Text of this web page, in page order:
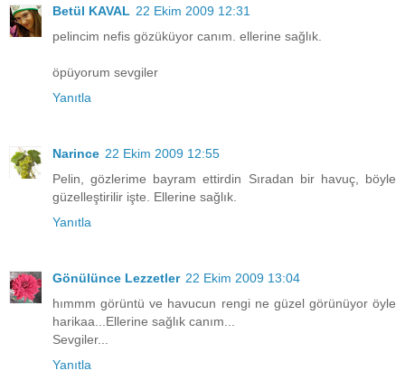
Betül KAVAL 22 Ekim 2009 12:31
pelincim nefis gözüküyor canım. ellerine sağlık.
öpüyorum sevgiler
Yanıtla
Narince 22 Ekim 2009 12:55
Pelin, gözlerime bayram ettirdin Sıradan bir havuç, böyle
güzelleştirilir işte. Ellerine sağlık.
Yanıtla
Gönülünce Lezzetler 22 Ekim 2009 13:04
hımmm görüntü ve havucun rengi ne güzel görünüyor öyle
harikaa...Ellerine sağlık canım...
Sevgiler...
Yanıtla